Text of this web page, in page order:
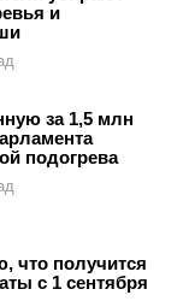
и
за 1,5 млн
подогрева
что получится
с 1 сентября